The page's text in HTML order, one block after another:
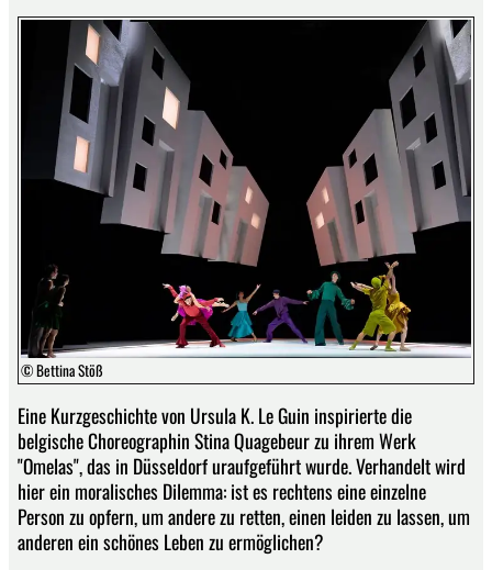
© Bettina Stöß
Eine Kurzgeschichte von Ursula K. Le Guin inspirierte die
belgische Choreographin Stina Quagebeur zu ihrem Werk
"Omelas", das in Düsseldorf uraufgeführt wurde. Verhandelt wird
hier ein moralisches Dilemma: ist es rechtens eine einzelne
Person zu opfern, um andere zu retten, einen leiden zu lassen, um
anderen ein schönes Leben zu ermöglichen?